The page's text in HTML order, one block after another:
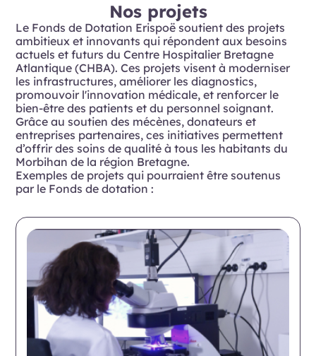
Nos projets
Le Fonds de Dotation Erispoë soutient des projets
ambitieux et innovants qui répondent aux besoins
actuels et futurs du Centre Hospitalier Bretagne
Atlantique (CHBA). Ces projets visent à moderniser
les infrastructures, améliorer les diagnostics,
promouvoir l'innovation médicale, et renforcer le
bien-être des patients et du personnel soignant.
Grâce au soutien des mécènes, donateurs et
entreprises partenaires, ces initiatives permettent
d’offrir des soins de qualité à tous les habitants du
Morbihan de la région Bretagne.
Exemples de projets qui pourraient être soutenus
par le Fonds de dotation :